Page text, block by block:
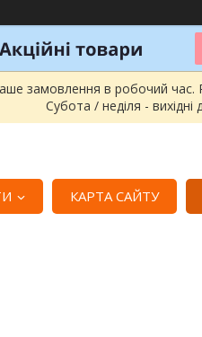
замовлення в робочий
Субота / неділя - вихідні
КАРТА САЙТУ